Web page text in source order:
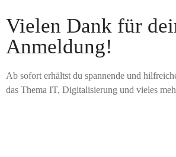
Vielen Dank für
Anmeldung!
Ab sofort erhältst du spannende und
das Thema IT, Digitalisierung und vieles